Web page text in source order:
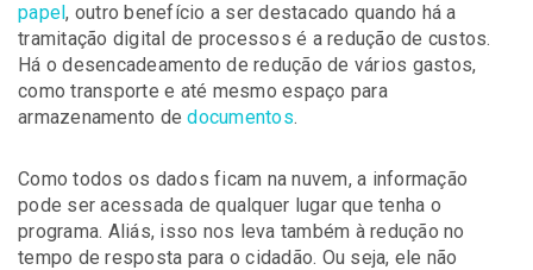
papel, outro benefício a ser destacado quando há a
tramitação digital de processos é a redução de custos.
Há o desencadeamento de redução de vários gastos,
como transporte e até mesmo espaço para
armazenamento dedocumentos.
Como todos os dados ficam na nuvem, a informação
pode ser acessada de qualquer lugar que tenha o
programa. Aliás, isso nos leva também à redução no
tempo de resposta para o cidadão. Ou seja, ele não